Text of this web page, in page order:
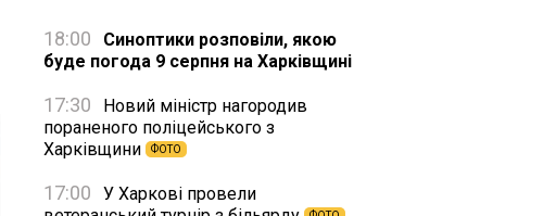
18:00
Синоптики розповіли, якою
буде погода 9 серпня на Харківщині
17:30
Новий міністр нагородив
пораненого поліцейського з
Харківщини
ФОТО
17:00
У Харкові провели